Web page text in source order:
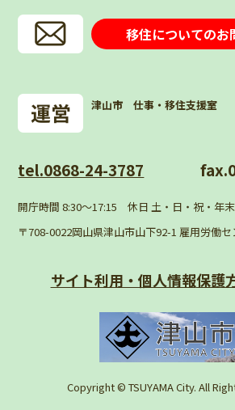
移住についてのお
津山市 仕事・移住支援室
tel.0868-24-3787
開庁時間 8:30〜17:15 休日 土・日・祝・年
〒708-0022岡山県津山市山下92-1 雇用労働セ
サイト利用・個人情報保護
Copyright © TSUYAMA City. All